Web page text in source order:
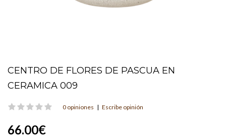
CENTRO DE FLORES DE PASCUA EN
CERAMICA 009
0 opiniones | Escribe opinión
66.00€